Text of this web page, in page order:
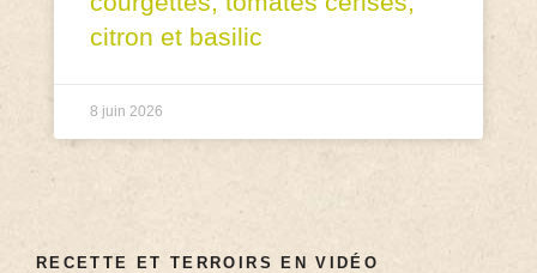
citron et basilic
8 juin 2026
RECETTE ET TERROIRS EN VIDÉO